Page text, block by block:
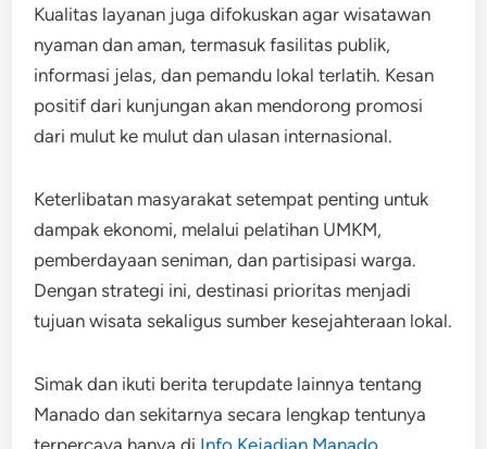
Kualitas layanan juga difokuskan agar wisatawan
nyaman dan aman, termasuk fasilitas publik,
informasi jelas, dan pemandu lokal terlatih. Kesan
positif dari kunjungan akan mendorong promosi
dari mulut ke mulut dan ulasan internasional.
Keterlibatan masyarakat setempat penting untuk
dampak ekonomi, melalui pelatihan UMKM,
pemberdayaan seniman, dan partisipasi warga.
Dengan strategi ini, destinasi prioritas menjadi
tujuan wisata sekaligus sumber kesejahteraan lokal.
Simak dan ikuti berita terupdate lainnya tentang
Manado dan sekitarnya secara lengkap tentunya
terpercaya hanya di Info Kejadian Manado.